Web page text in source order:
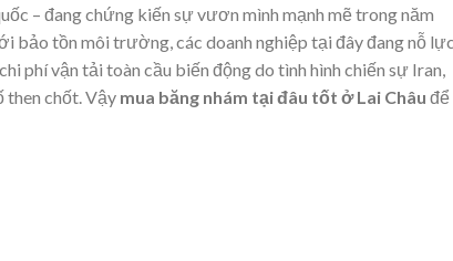
– đang chứng kiến sự vươn mình mạnh mẽ trong năm
bảo tồn môi trường, các doanh nghiệp tại đây đang nỗ
phí vận tải toàn cầu biến động do tình hình chiến sự Iran,
then chốt. Vậy mua băng nhám tại đâu tốt ở Lai Châu để